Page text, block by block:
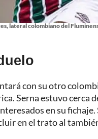
lateral colombiano del
con su otro
Serna estuvo cerca
en su fichaje.
en el trato al